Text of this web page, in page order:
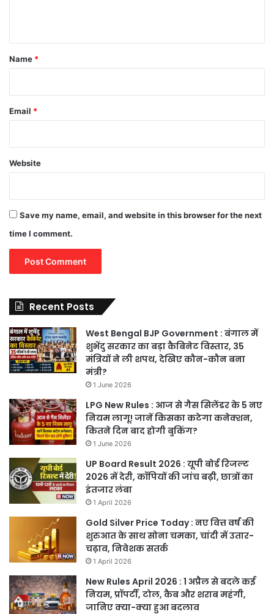
*
Name *
Email *
Website
Save my name, email, and website in this browser for the next
time I comment.
Recent Posts
West Bengal BJP Government : बंगाल में
शुभेंदु सरकार का बड़ा कैबिनेट विस्तार, 35
मंत्रियों ने ली शपथ, देखिए कौन-कौन बना
मंत्री?
1 June 2026
LPG New Rules : आज से गैस सिलेंडर के 5 नए
नियम लागू! जानें किसका कटेगा कनेक्शन,
कितने दिन बाद होगी बुकिंग?
1 June 2026
UP Board Result 2026 : यूपी बोर्ड रिजल्ट
2026 में देरी, कॉपियों की जांच बढ़ी, छात्रों का
इंतजार लंबा
1 April 2026
Gold Silver Price Today : नए वित्त वर्ष की
शुरुआत के साथ सोना चमका, चांदी में उतार-
चढ़ाव, निवेशक सतर्क
1 April 2026
New Rules April 2026 : 1 अप्रैल से बदले कई
नियम, प्रॉपर्टी, टोल, कैब और शराब महंगी,
जानिए क्या-क्या हुआ बदलाव